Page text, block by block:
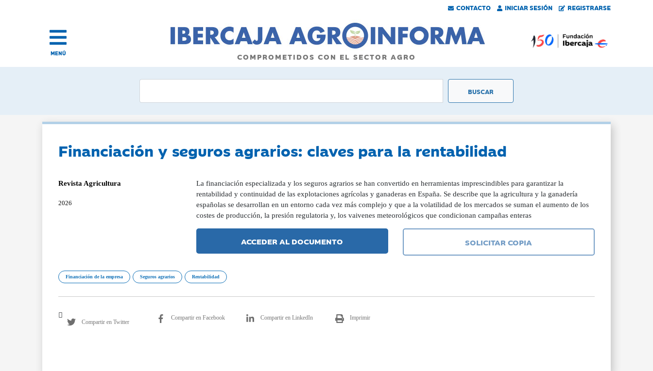
CONTACTO INICIAR SESIÓN REGISTRARSE
MENÚ COMPROMETIDOS CON EL SECTOR AGRO
Financiación y seguros agrarios: claves para la rentabilidad
Revista Agricultura
2026
La financiación especializada y los seguros agrarios se han convertido en herramientas imprescindibles para garantizar la
rentabilidad y continuidad de las explotaciones agrícolas y ganaderas en España. Se describe que la agricultura y la ganadería
españolas se desarrollan en un entorno cada vez más complejo y que a la volatilidad de los mercados se suman el aumento de los
costes de producción, la presión regulatoria y, los vaivenes meteorológicos que condicionan campañas enteras
ACCEDER AL DOCUMENTO SOLICITAR COPIA
Financiación de la empresa Seguros agrarios Rentabilidad
Compartir en Twitter
Compartir en Facebook Compartir en LinkedIn Imprimir